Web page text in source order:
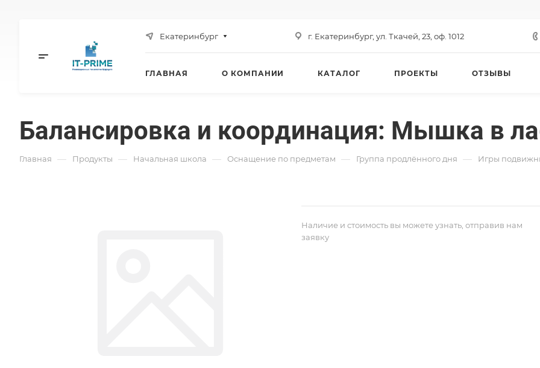
Екатеринбург г. Екатеринбург, ул. Ткачей, 23, оф. 1012
ГЛАВНАЯ О КОМПАНИИ КАТАЛОГ ПРОЕКТЫ ОТЗЫВЫ
Балансировка и координация: Мышка в
Главная — Продукты — Начальная школа — Оснащение по предметам — Группа продлённого дня — Игры
Наличие и стоимость вы можете узнать, отправив нам
заявку